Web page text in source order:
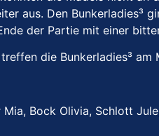
aus. Den Bunkerladies³
der Partie mit einer
die Bunkerladies³
Bock Olivia, Schlott